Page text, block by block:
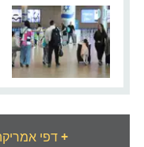
דפי אמריקה - הוסף בית עסק+